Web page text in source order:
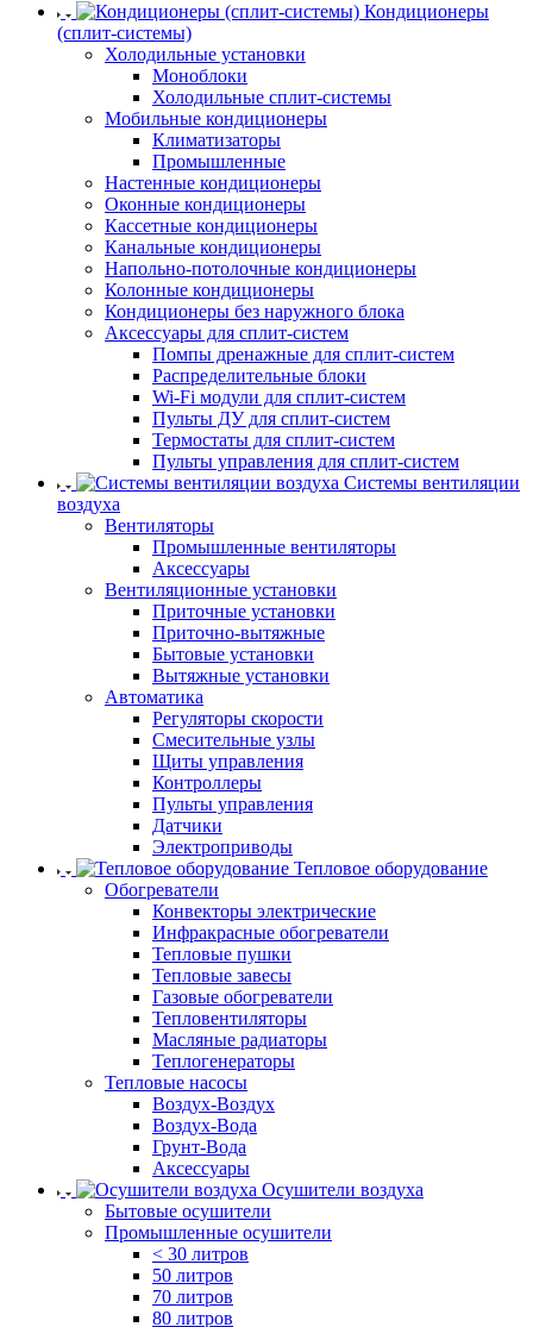
Кондиционеры
(сплит-системы)
Холодильные установки
Моноблоки
Холодильные сплит-системы
Мобильные кондиционеры
Климатизаторы
Промышленные
Настенные кондиционеры
Оконные кондиционеры
Кассетные кондиционеры
Канальные кондиционеры
Напольно-потолочные кондиционеры
Колонные кондиционеры
Кондиционеры без наружного блока
Аксессуары для сплит-систем
Помпы дренажные для сплит-систем
Распределительные блоки
Wi-Fi модули для сплит-систем
Пульты ДУ для сплит-систем
Термостаты для сплит-систем
Пульты управления для сплит-систем
Системы вентиляции
воздуха
Вентиляторы
Промышленные вентиляторы
Аксессуары
Вентиляционные установки
Приточные установки
Приточно-вытяжные
Бытовые установки
Вытяжные установки
Автоматика
Регуляторы скорости
Смесительные узлы
Щиты управления
Контроллеры
Пульты управления
Датчики
Электроприводы
Тепловое оборудование
Обогреватели
Конвекторы электрические
Инфракрасные обогреватели
Тепловые пушки
Тепловые завесы
Газовые обогреватели
Тепловентиляторы
Масляные радиаторы
Теплогенераторы
Тепловые насосы
Воздух-Воздух
Воздух-Вода
Грунт-Вода
Аксессуары
Осушители воздуха
Бытовые осушители
Промышленные осушители
< 30 литров
50 литров
70 литров
80 литров